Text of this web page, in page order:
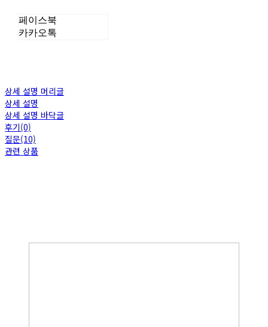
페이스북
카카오톡
상세 설명 머리글
상세 설명
상세 설명 바닥글
후기(0)
질문(10)
관련 상품